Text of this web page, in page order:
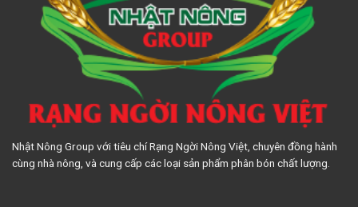
Nhật Nông Group với tiêu chí Rạng Ngời Nông Việt, chuyên đồng hành
cùng nhà nông, và cung cấp các loại sản phẩm phân bón chất lượng.